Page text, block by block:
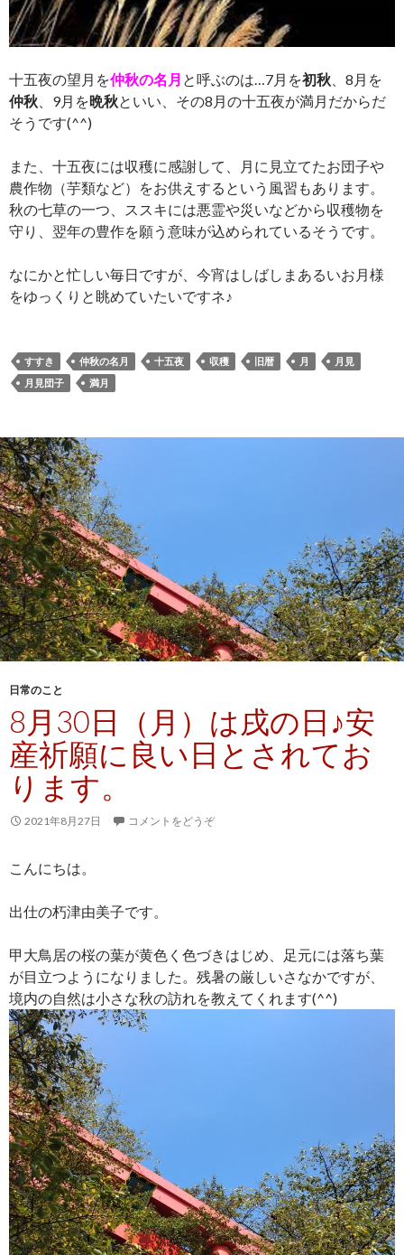
十五夜の望月を仲秋の名月 と呼ぶのは…7月を初秋 、8月を
仲秋 、9月を晩秋といい、その8月の十五夜が満月だからだ
そうです(^^)
また、十五夜には収穫に感謝して、月に見立てたお団子や
農作物（芋類など）をお供えするという風習もあります。
秋の七草の一つ、ススキには悪霊や災いなどから収穫物を
守り、翌年の豊作を願う意味が込められているそうです。
なにかと忙しい毎日ですが、今宵はしばしまあるいお月様
をゆっくりと眺めていたいですネ♪
すすき 仲秋の名月 十五夜 収穫 旧暦 月
月見
月見団子
満月
日常のこと
8月30日（月）は戌の日♪安
産祈願に良い日とされてお
ります。
2021年8月27日 コメントをどうぞ
こんにちは。
出仕の朽津由美子です。
甲大鳥居の桜の葉が黄色く色づきはじめ、足元には落ち葉
が目立つようになりました。残暑の厳しいさなかですが、
境内の自然は小さな秋の訪れを教えてくれます(^^)